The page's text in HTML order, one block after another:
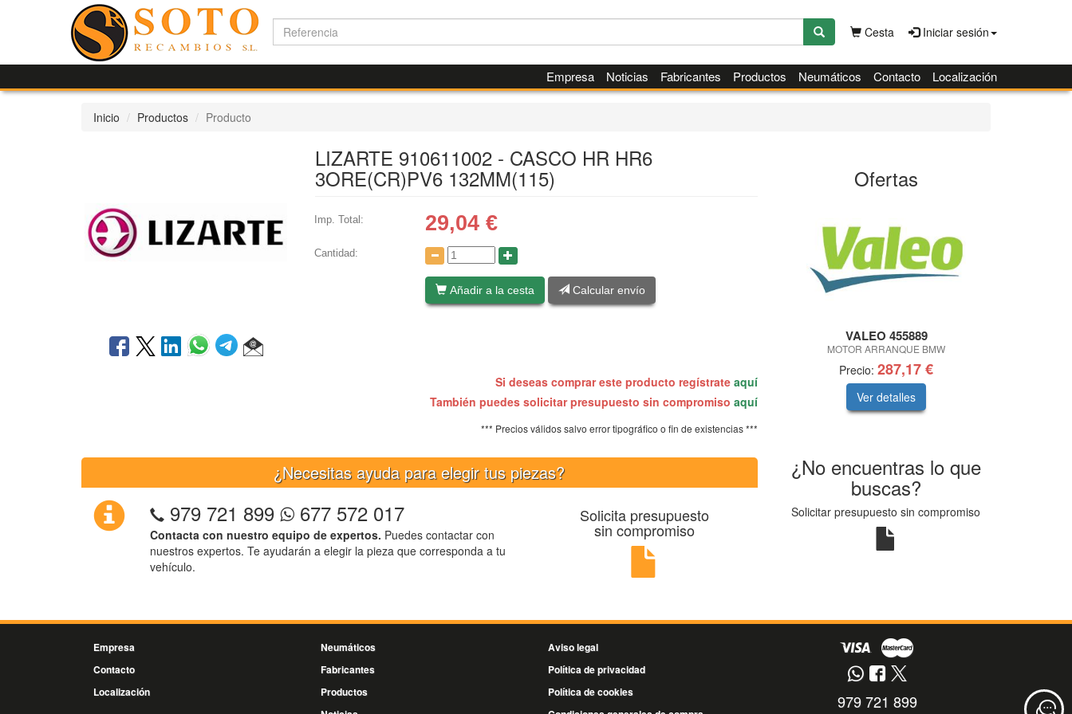
Cesta Iniciar sesión
Empresa Noticias Fabricantes Productos Neumáticos Contacto Localización
Inicio Productos Producto
LIZARTE 910611002 - CASCO HR HR6
3ORE(CR)PV6 132MM(115)
Imp. Total: 29,04 €
Cantidad:
Añadir a la cesta Calcular envío
Si deseas comprar este producto regístrate aquí
También puedes solicitar presupuesto sin compromiso aquí
*** Precios válidos salvo error tipográfico o fin de existencias ***
¿Necesitas ayuda para elegir tus piezas?
979 721 899 677 572 017
Contacta con nuestro equipo de expertos. Puedes contactar con
nuestros expertos. Te ayudarán a elegir la pieza que corresponda a tu
vehículo.
Solicita presupuesto
sin compromiso
Ofertas
VALEO 455889
MOTOR ARRANQUE BMW
Precio: 287,17 €
Ver detalles
¿No encuentras lo que
buscas?
Solicitar presupuesto sin compromiso
Empresa
Contacto
Localización
Neumáticos
Fabricantes
Productos
Aviso legal
Política de privacidad
Política de cookies
979 721 899